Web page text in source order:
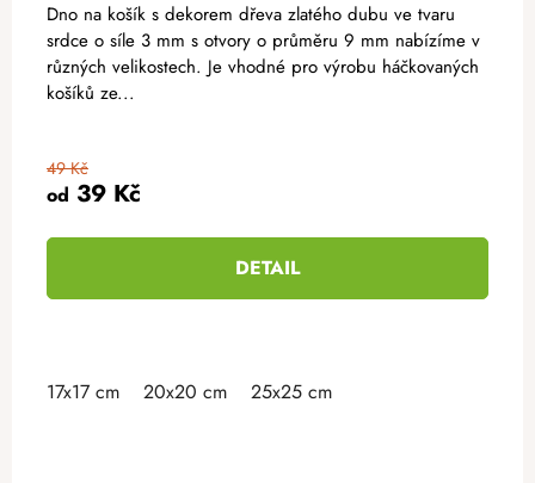
od 39 Kč
49 Kč
DETAIL
Dno na košík s dekorem dřeva zlatého dubu ve tvaru
srdce o síle 3 mm s otvory o průměru 9 mm nabízíme v
různých velikostech. Je vhodné pro výrobu háčkovaných
košíků ze...
17x17 cm 20x20 cm 25x25 cm